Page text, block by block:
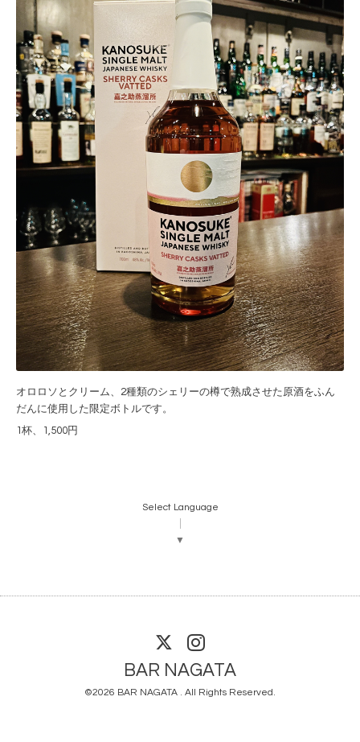
オロロソとクリーム、2種類のシェリーの樽で熟成させた原酒をふん
だんに使用した限定ボトルです。
1杯、1,500円
Select Language
▼
BAR NAGATA
©2026 BAR NAGATA . All Rights Reserved.